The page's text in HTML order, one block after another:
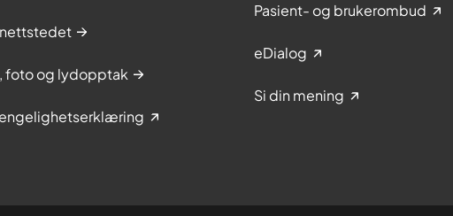
foto og lydopptak
Pasient- og brukerombud
eDialog
Si din mening